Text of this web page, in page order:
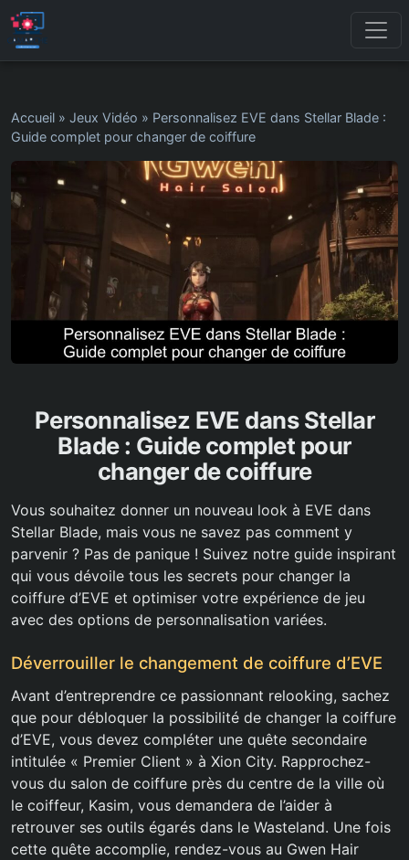
Accueil » Jeux Vidéo » Personnalisez EVE dans Stellar Blade :
Guide complet pour changer de coiffure
Personnalisez EVE dans Stellar
Blade : Guide complet pour
changer de coiffure
Vous souhaitez donner un nouveau look à EVE dans
Stellar Blade, mais vous ne savez pas comment y
parvenir ? Pas de panique ! Suivez notre guide inspirant
qui vous dévoile tous les secrets pour changer la
coiffure d’EVE et optimiser votre expérience de jeu
avec des options de personnalisation variées.
Déverrouiller le changement de coiffure d’EVE
Avant d’entreprendre ce passionnant relooking, sachez
que pour débloquer la possibilité de changer la coiffure
d’EVE, vous devez compléter une quête secondaire
intitulée « Premier Client » à Xion City. Rapprochez-
vous du salon de coiffure près du centre de la ville où
le coiffeur, Kasim, vous demandera de l’aider à
retrouver ses outils égarés dans le Wasteland. Une fois
cette quête accomplie, rendez-vous au Gwen Hair